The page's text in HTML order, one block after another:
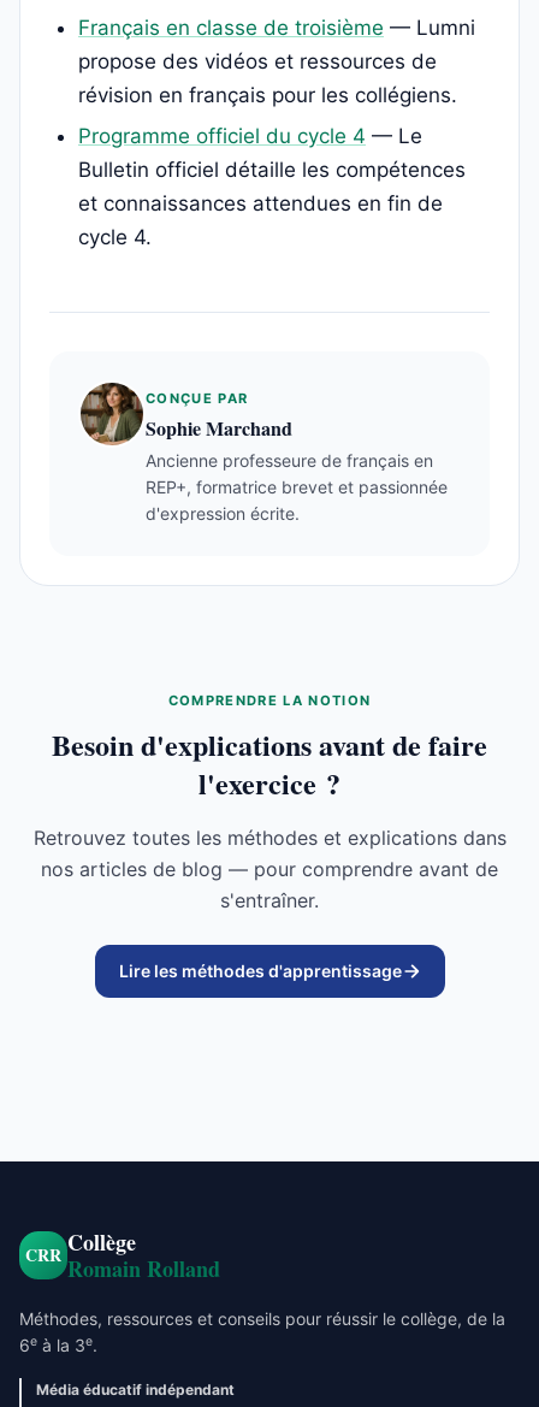
Français en classe de troisième — Lumni
propose des vidéos et ressources de
révision en français pour les collégiens.
Programme officiel du cycle 4 — Le
Bulletin officiel détaille les compétences
et connaissances attendues en fin de
cycle 4.
CONÇUE PAR
Sophie Marchand
Ancienne professeure de français en
REP+, formatrice brevet et passionnée
d'expression écrite.
COMPRENDRE LA NOTION
Besoin d'explications avant de faire
l'exercice ?
Retrouvez toutes les méthodes et explications dans
nos articles de blog — pour comprendre avant de
s'entraîner.
Lire les méthodes d'apprentissage
CRR Collège
Romain Rolland
Méthodes, ressources et conseils pour réussir le collège, de la
6e à la 3e.
Média éducatif indépendant